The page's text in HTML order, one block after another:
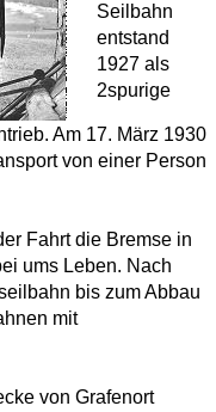
Seilbahn
entstand
1927 als
2spurige
Am 17. März 1930
von einer Person
Fahrt die Bremse in
ums Leben. Nach
bis zum Abbau
mit
von Grafenort